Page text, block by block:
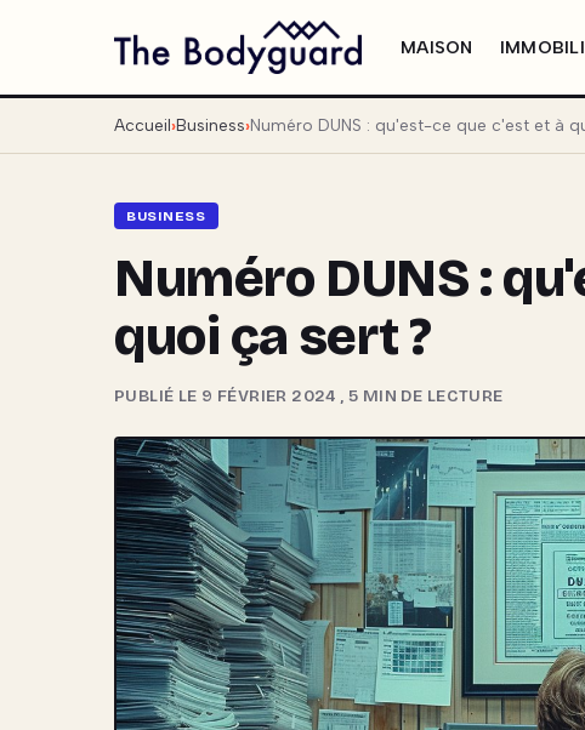
MAISON
Accueil Business Numéro DUNS : qu'est-ce que c'est et à
BUSINESS
Numéro DUNS :
quoi ça sert ?
PUBLIÉ LE 9 FÉVRIER 2024 , 5 MIN DE LECTURE